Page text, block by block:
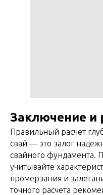
Заключение и
Правильный расчет
свай — это залог
свайного фундамента.
учитывайте
промерзания и
точного расчета